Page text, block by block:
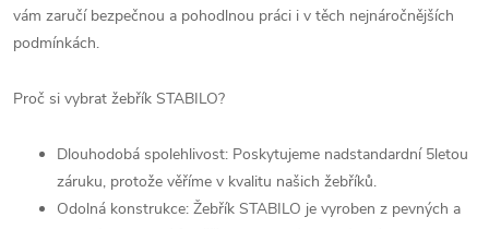
vám zaručí bezpečnou a pohodlnou práci i v těch nejnáročnějších
podmínkách.
Proč si vybrat žebřík STABILO?
Dlouhodobá spolehlivost: Poskytujeme nadstandardní 5letou
záruku, protože věříme v kvalitu našich žebříků.
Odolná konstrukce: Žebřík STABILO je vyroben z pevných a